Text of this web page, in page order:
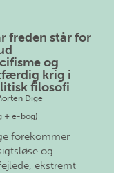
freden står for
og
krig i
filosofi
Dige
+ e-bog)
forekommer
og
ekstremt